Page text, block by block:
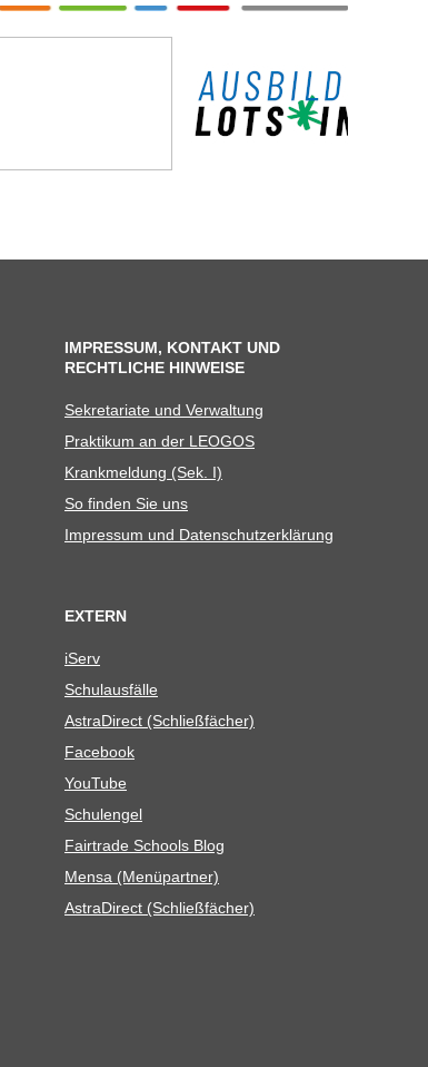
IMPRESSUM, KONTAKT UND
RECHTLICHE HINWEISE
Sekre­ta­riate und Verwaltung
Prak­ti­kum an der LEOGOS
Krank­mel­dung (Sek. I)
So fin­den Sie uns
Impres­sum und Datenschutzerklärung
EXTERN
iServ
Schul­aus­fälle
Astra­Di­rect (Schließ­fä­cher)
Face­book
You­Tube
Schul­en­gel
Fair­trade Schools Blog
Mensa (Menü­part­ner)
Astra­Di­rect (Schließ­fä­cher)